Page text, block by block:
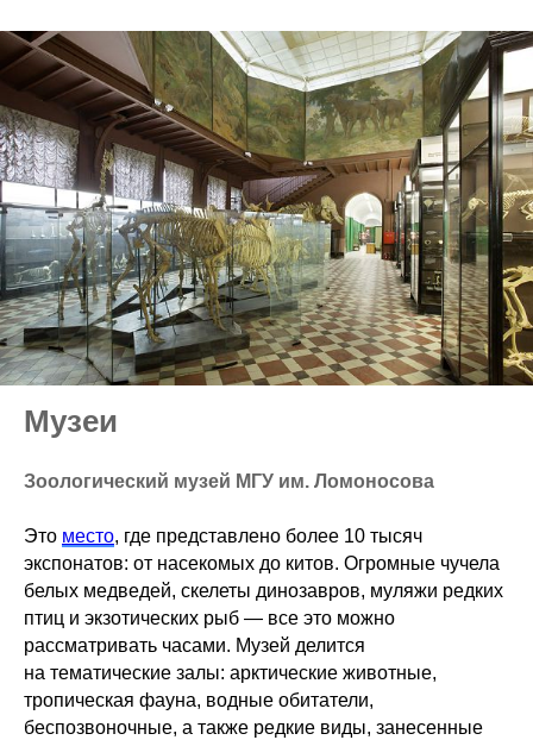
Музеи
Зоологический музей МГУ им. Ломоносова
Это место, где представлено более 10 тысяч
экспонатов: от насекомых до китов. Огромные чучела
белых медведей, скелеты динозавров, муляжи редких
птиц и экзотических рыб — все это можно
рассматривать часами. Музей делится
на тематические залы: арктические животные,
тропическая фауна, водные обитатели,
беспозвоночные, а также редкие виды, занесенные